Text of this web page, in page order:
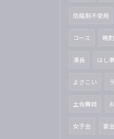
防腐剤不使用
コース 晩酌
濱長 はし拳
よさこい
土佐舞妓
女子会 宴会